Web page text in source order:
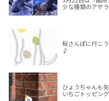
少な種類のアザ
桜さんぽに行こ
♪
ひょうちゃんも
いちごトッピン